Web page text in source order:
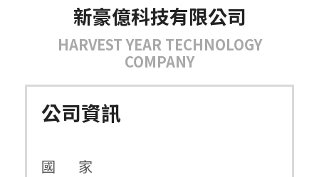
新豪億科技有限公司
HARVEST YEAR TECHNOLOGY
COMPANY
公司資訊
國 家